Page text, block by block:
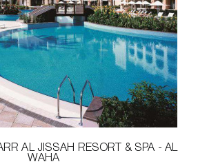
AL JISSAH RESORT & SPA - AL
WAHA